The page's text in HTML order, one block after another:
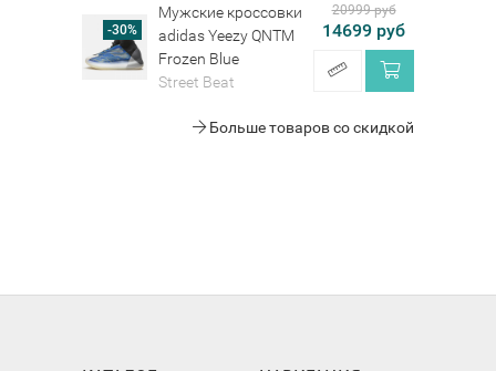
-30%
Мужские кроссовки
adidas Yeezy QNTM
Frozen Blue
Street Beat
20999 руб
14699 руб
Больше товаров со скидкой